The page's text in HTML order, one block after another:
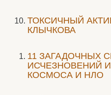
ТОКСИЧНЫЙ
КЛЫЧКОВА
11 ЗАГАДОЧНЫХ
ИСЧЕЗНОВЕНИЙ
КОСМОСА И НЛО